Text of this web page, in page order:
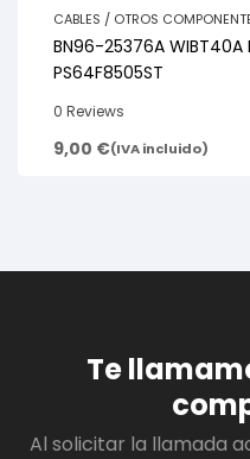
CABLES / OTROS
BN96-25376A WIBT40A
PS64F8505ST
0 Reviews
9,00 €(IVA incluido)
Te
Al solicitar la llamada